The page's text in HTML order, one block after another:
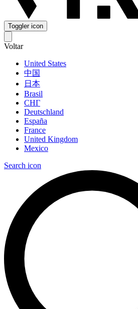
Toggler icon
Voltar
United States
中国
日本
Brasil
СНГ
Deutschland
España
France
United Kingdom
Mexico
Search icon